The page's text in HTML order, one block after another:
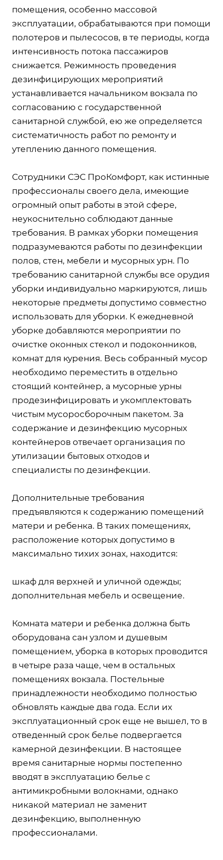
помещения, особенно массовой
эксплуатации, обрабатываются при помощи
полотеров и пылесосов, в те периоды, когда
интенсивность потока пассажиров
снижается. Режимность проведения
дезинфицирующих мероприятий
устанавливается начальником вокзала по
согласованию с государственной
санитарной службой, ею же определяется
систематичность работ по ремонту и
утеплению данного помещения.
Сотрудники СЭС ПроКомфорт, как истинные
профессионалы своего дела, имеющие
огромный опыт работы в этой сфере,
неукоснительно соблюдают данные
требования. В рамках уборки помещения
подразумеваются работы по дезинфекции
полов, стен, мебели и мусорных урн. По
требованию санитарной службы все орудия
уборки индивидуально маркируются, лишь
некоторые предметы допустимо совместно
использовать для уборки. К ежедневной
уборке добавляются мероприятии по
очистке оконных стекол и подоконников,
комнат для курения. Весь собранный мусор
необходимо переместить в отдельно
стоящий контейнер, а мусорные урны
продезинфицировать и укомплектовать
чистым мусоросборочным пакетом. За
содержание и дезинфекцию мусорных
контейнеров отвечает организация по
утилизации бытовых отходов и
специалисты по дезинфекции.
Дополнительные требования
предъявляются к содержанию помещений
матери и ребенка. В таких помещениях,
расположение которых допустимо в
максимально тихих зонах, находится:
шкаф для верхней и уличной одежды;
дополнительная мебель и освещение.
Комната матери и ребенка должна быть
оборудована сан узлом и душевым
помещением, уборка в которых проводится
в четыре раза чаще, чем в остальных
помещениях вокзала. Постельные
принадлежности необходимо полностью
обновлять каждые два года. Если их
эксплуатационный срок еще не вышел, то в
отведенный срок белье подвергается
камерной дезинфекции. В настоящее
время санитарные нормы постепенно
вводят в эксплуатацию белье с
антимикробными волокнами, однако
никакой материал не заменит
дезинфекцию, выполненную
профессионалами.